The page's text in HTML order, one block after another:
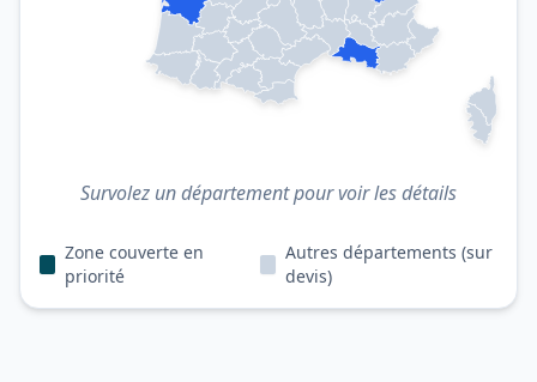
Survolez un département pour voir les détails
Zone couverte en
priorité
Autres départements (sur
devis)